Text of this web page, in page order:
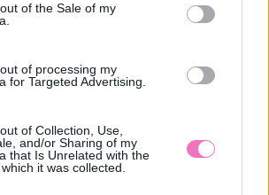
of the Sale of my
of processing my
for Targeted Advertising.
of Collection, Use,
and/or Sharing of my
that Is Unrelated with the
it was collected.